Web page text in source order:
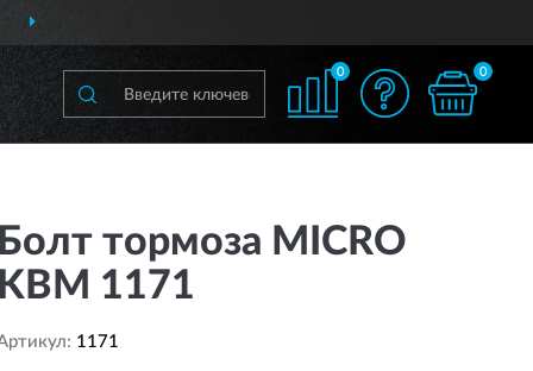
ПО ВСЕЙ РОССИИ
0 0
тормоза MICRO
1171
1171